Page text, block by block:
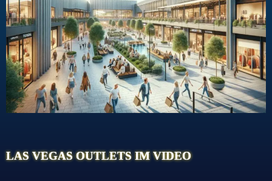
LAS VEGAS OUTLETS IM VIDEO